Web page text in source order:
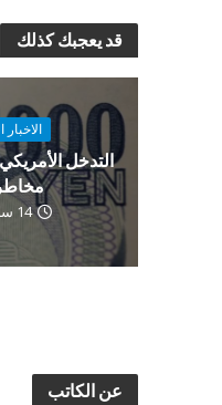
قد يعجبك كذلك
الاخبار
التدخل
14 ساعة مضى
عن الكاتب